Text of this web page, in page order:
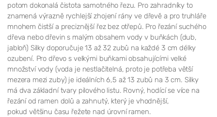
potom dokonalá čistota samotného řezu. Pro zahradníky to
znamená výrazně rychlejší zhojení rány ve dřevě a pro truhláře
mnohem čistší a preciznější řez bez otřepů. Pro řezání suchého
dřeva nebo dřevin s malým obsahem vody v buňkách (dub,
jabloň) Silky doporučuje 13 až 32 zubů na každé 3 cm délky
ozubení. Pro dřevo s velkými buňkami obsahujícími velké
množství vody (voda je nestlačitelná, proto je potřeba větší
mezera mezi zuby) je ideálních 6,5 až 13 zubů na 3 cm. Silky
má dva základní tvary pilového listu. Rovný, hodící se více na
řezání od ramen dolů a zahnutý, který je vhodnější,
pokud většinu času řežete nad úrovní ramen.